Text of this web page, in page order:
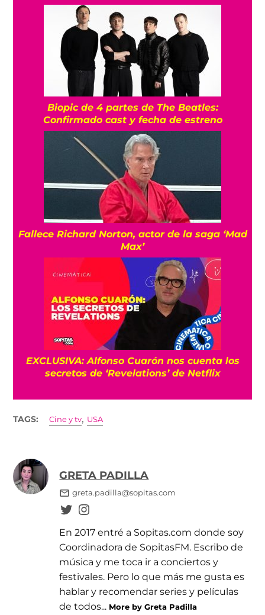
Biopic de 4 partes de The Beatles:
Confirmado cast y fecha de estreno
Fallece Richard Norton, actor de la saga ‘Mad
Max’
EXCLUSIVA: Alfonso Cuarón nos cuenta los
secretos de ‘Revelations’ de Netflix
TAGS: Cine y tv, USA
GRETA PADILLA
greta.padilla@sopitas.com
En 2017 entré a Sopitas.com donde soy
Coordinadora de SopitasFM. Escribo de
música y me toca ir a conciertos y
festivales. Pero lo que más me gusta es
hablar y recomendar series y películas
de todos... More by Greta Padilla